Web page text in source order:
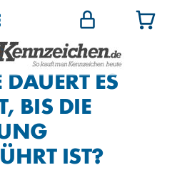
ES
BIS DIE
IST?